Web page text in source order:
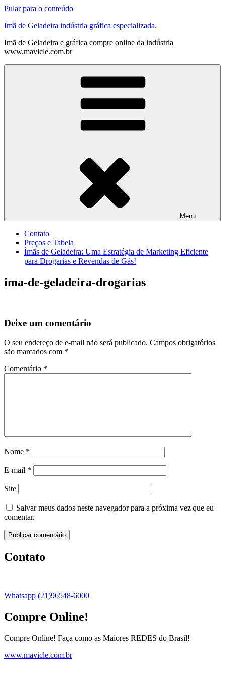
Pular para o conteúdo
Imã de Geladeira indústria gráfica especializada.
Imã de Geladeira e gráfica compre online da indústria
www.mavicle.com.br
Menu
Contato
Preços e Tabela
Ímãs de Geladeira: Uma Estratégia de Marketing Eficiente
para Drogarias e Revendas de Gás!
ima-de-geladeira-drogarias
Deixe um comentário
O seu endereço de e-mail não será publicado. Campos obrigatórios
são marcados com *
Comentário *
Nome *
E-mail *
Site
Salvar meus dados neste navegador para a próxima vez que eu
comentar.
Contato
Whatsapp (21)96548-6000
Compre Online!
Compre Online! Faça como as Maiores REDES do Brasil!
www.mavicle.com.br